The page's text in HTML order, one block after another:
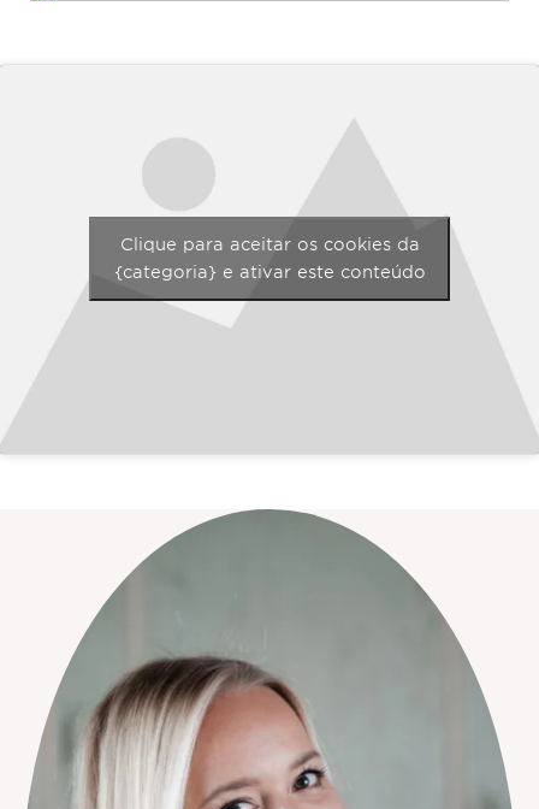
Clique para aceitar os cookies da
{categoria} e ativar este conteúdo